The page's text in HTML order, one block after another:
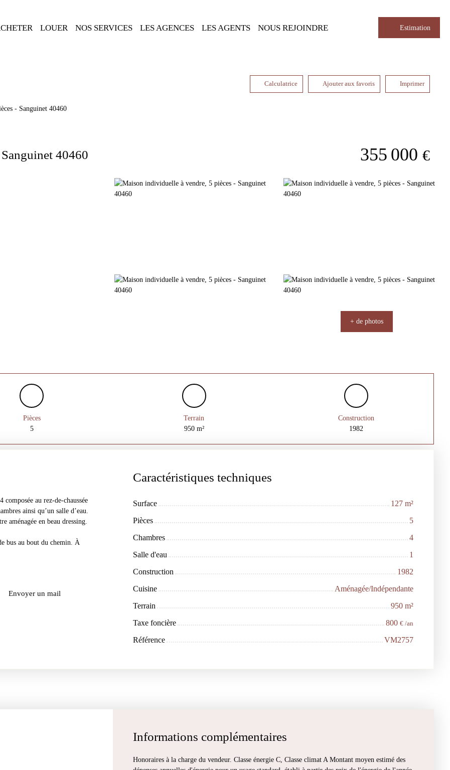
LOUER NOS SERVICES LES AGENCES LES AGENTS NOUS REJOINDRE Estimation
Calculatrice Ajouter aux favoris Imprimer
- Sanguinet 40460
40460 355 000 €
+ de photos
Pièces
5
Terrain
950 m²
Construction
1982
au rez-de-chaussée
ainsi qu’un salle d’eau.
aménagée en beau dressing.
bus au bout du chemin. À
Envoyer un mail
Caractéristiques techniques
Surface 127 m²
Pièces
5
Chambres
4
Salle d'eau
1
Construction
1982
Cuisine
Aménagée/Indépendante
Terrain
950 m²
Taxe foncière
800 € /an
Référence VM2757
Informations complémentaires
Honoraires à la charge du vendeur. Classe énergie C, Classe climat A Montant moyen estimé des